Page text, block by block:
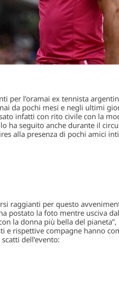
per l’oramai ex tennista
da pochi mesi e negli ultimi
infatti con rito civile con la
ha seguito anche durante il
alla presenza di pochi amici
raggianti per questo
postato la foto mentre usciva
la donna più bella del
e rispettive compagne hanno
dell’evento: